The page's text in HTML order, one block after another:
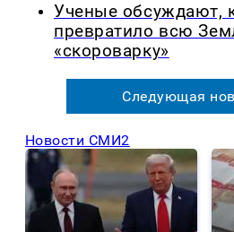
Ученые обсуждают,
превратило всю
«скороварку»
Следующая
Новости СМИ2